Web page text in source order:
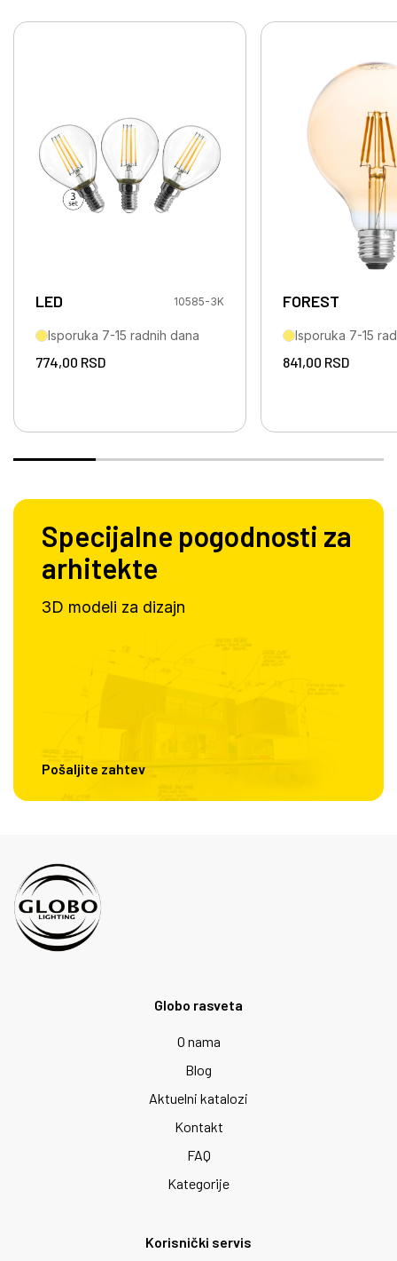
LED 10585-3K
Isporuka 7-15 radnih dana
774,00 RSD
FOREST
Isporuka 7-15
841,00 RSD
Specijalne pogodnosti za
arhitekte
3D modeli za dizajn
Pošaljite zahtev
Globo rasveta
O nama
Blog
Aktuelni katalozi
Kontakt
FAQ
Kategorije
Korisnički servis